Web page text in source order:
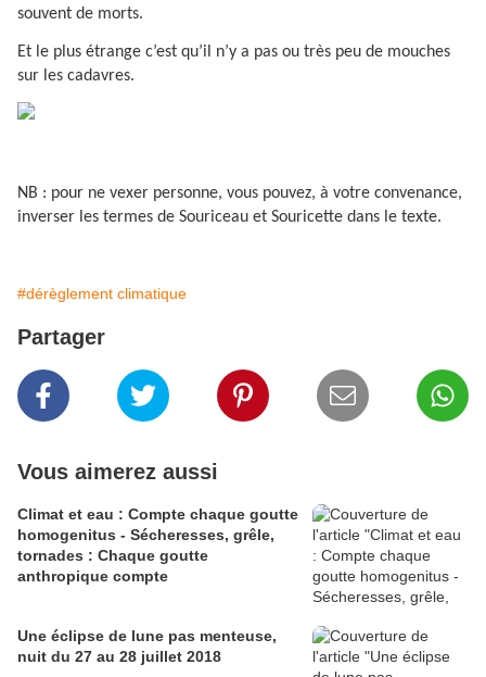
souvent de morts.
Et le plus étrange c’est qu’il n’y a pas ou très peu de mouches
sur les cadavres.
NB : pour ne vexer personne, vous pouvez, à votre convenance,
inverser les termes de Souriceau et Souricette dans le texte.
#dérèglement climatique
Partager
Vous aimerez aussi
Climat et eau : Compte chaque goutte
homogenitus - Sécheresses, grêle,
tornades : Chaque goutte
anthropique compte
Une éclipse de lune pas menteuse,
nuit du 27 au 28 juillet 2018